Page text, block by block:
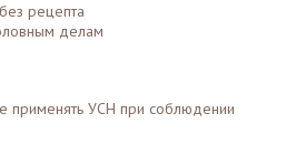
рецепта
делам
применять УСН при соблюдении